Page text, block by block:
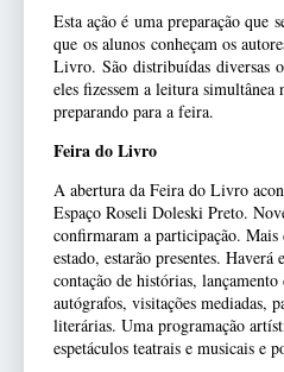
Esta ação é uma preparação que
que os alunos conheçam os
Livro. São distribuídas diversas
eles fizessem a leitura simultânea
preparando para a feira.
Feira do Livro
A abertura da Feira do Livro
Espaço Roseli Doleski Preto.
confirmaram a participação. Mais
estado, estarão presentes. Haverá
contação de histórias, lançamento
autógrafos, visitações mediadas,
literárias. Uma programação
espetáculos teatrais e musicais e